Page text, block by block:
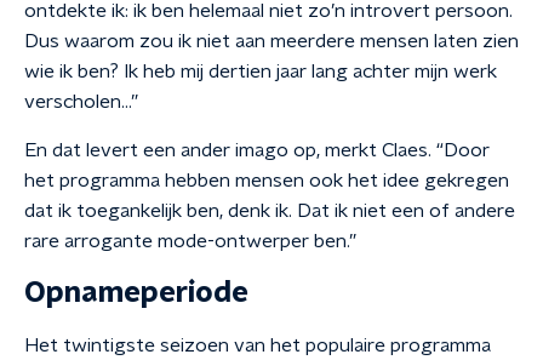
ontdekte ik: ik ben helemaal niet zo’n introvert persoon.
Dus waarom zou ik niet aan meerdere mensen laten zien
wie ik ben? Ik heb mij dertien jaar lang achter mijn werk
verscholen…”
En dat levert een ander imago op, merkt Claes. “Door
het programma hebben mensen ook het idee gekregen
dat ik toegankelijk ben, denk ik. Dat ik niet een of andere
rare arrogante mode-ontwerper ben.”
Opnameperiode
Het twintigste seizoen van het populaire programma